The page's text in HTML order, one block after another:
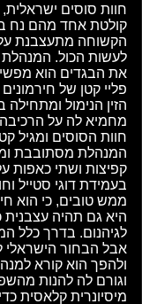
חוות סוסים
קולטת אחד מהם נח
הקשוחה מתעצבנת על
לעשות הכול. המנהלת
את הבגדים הוא
פליי קטן של
הזין הנימול
מחמיא לה על
חוות הסוסים ומגיל
המנהלת מסתובבת
קפיצות ושתי כאפות
בעמידת דוגי סטייל
ממש טובים, כי הוא
היא גם תהיה עצבנית
לגיהנום. בדרך כלל
אבל הבחור הישראלי
ולהפך הוא קורא
וגורם לה להנות
מיסיונרית קלאסית